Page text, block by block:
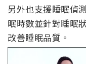
另外也支援睡眠偵
眠時數並針對睡眠
改善睡眠品質。